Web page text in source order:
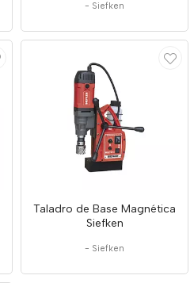
- Siefken
Taladro de Base Magnética
Siefken
- Siefken